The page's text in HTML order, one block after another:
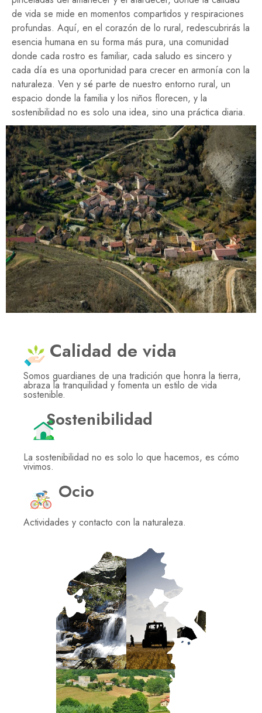
de vida se mide en momentos compartidos y respiraciones
profundas. Aquí, en el corazón de lo rural, redescubrirás la
esencia humana en su forma más pura, una comunidad
donde cada rostro es familiar, cada saludo es sincero y
cada día es una oportunidad para crecer en armonía con la
naturaleza. Ven y sé parte de nuestro entorno rural, un
espacio donde la familia y los niños florecen, y la
sostenibilidad no es solo una idea, sino una práctica diaria.
Calidad de vida
Somos guardianes de una tradición que honra la tierra,
abraza la tranquilidad y fomenta un estilo de vida
sostenible.
Sostenibilidad
La sostenibilidad no es solo lo que hacemos, es cómo
vivimos.
Ocio
Actividades y contacto con la naturaleza.